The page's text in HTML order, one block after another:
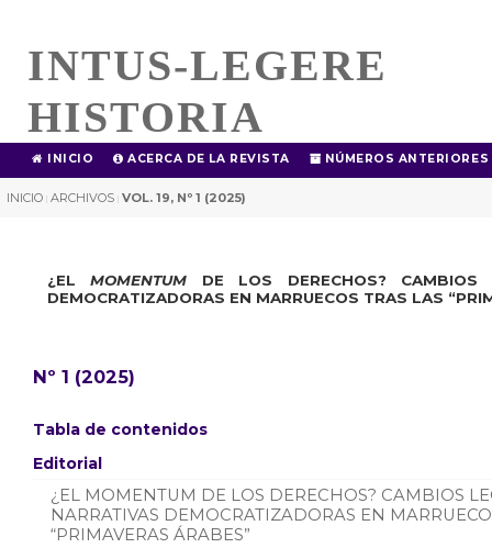
INTUS-LEGERE
HISTORIA
INICIO ACERCA DE LA REVISTA NÚMEROS ANTERIORES
INICIO | ARCHIVOS | VOL. 19, Nº 1 (2025)
¿ELMOMENTUM DE LOS DERECHOS? CAMBIOS
DEMOCRATIZADORAS EN MARRUECOS TRAS LAS
Nº 1 (2025)
Tabla de contenidos
Editorial
¿EL MOMENTUM DE LOS DERECHOS? CAMBIOS
NARRATIVAS DEMOCRATIZADORAS EN
“PRIMAVERAS ÁRABES”